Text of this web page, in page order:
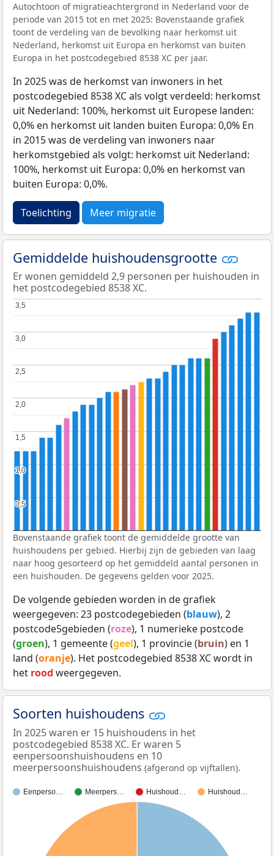
Autochtoon of migratieachtergrond in Nederland voor de
periode van 2015 tot en met 2025: Bovenstaande grafiek
toont de verdeling van de bevolking naar herkomst uit
Nederland, herkomst uit Europa en herkomst van buiten
Europa in het postcodegebied 8538 XC per jaar.
In 2025 was de herkomst van inwoners in het
postcodegebied 8538 XC als volgt verdeeld: herkomst
uit Nederland: 100%, herkomst uit Europese landen:
0,0% en herkomst uit landen buiten Europa: 0,0% En
in 2015 was de verdeling van inwoners naar
herkomstgebied als volgt: herkomst uit Nederland:
100%, herkomst uit Europa: 0,0% en herkomst van
buiten Europa: 0,0%.
Toelichting Meer migratie
Gemiddelde huishoudensgrootte
Er wonen gemiddeld 2,9 personen per huishouden in
het postcodegebied 8538 XC.
0,5
0,5
1,0
1,0
1,5
1,5
2,0
2,0
2,5
2,5
3,0
3,0
3,5
3,5
Bovenstaande grafiek toont de gemiddelde grootte van
huishoudens per gebied. Hierbij zijn de gebieden van laag
naar hoog gesorteerd op het gemiddeld aantal personen in
een huishouden. De gegevens gelden voor 2025.
De volgende gebieden worden in de grafiek
weergegeven: 23 postcodegebieden (blauw), 2
postcode5gebieden (roze), 1 numerieke postcode
(groen), 1 gemeente (geel), 1 provincie (bruin) en 1
land (oranje). Het postcodegebied 8538 XC wordt in
het rood weergegeven.
Soorten huishoudens
In 2025 waren er 15 huishoudens in het
postcodegebied 8538 XC. Er waren 5
eenpersoonshuishoudens en 10
meerpersoonshuishoudens (afgerond op vijftallen).
Eenperso… Meerpers… Huishoud… Huishoud…